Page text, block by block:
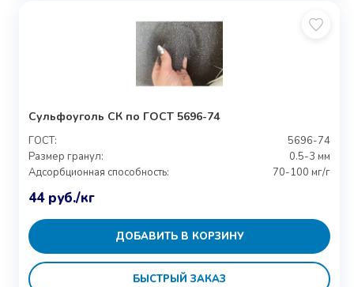
Сульфоуголь СК по ГОСТ 5696-74
ГОСТ:
5696-74
Размер гранул:
0.5-3 мм
Адсорбционная способность:
70-100 мг/г
44 руб./кг
ДОБАВИТЬ В КОРЗИНУ
БЫСТРЫЙ ЗАКАЗ